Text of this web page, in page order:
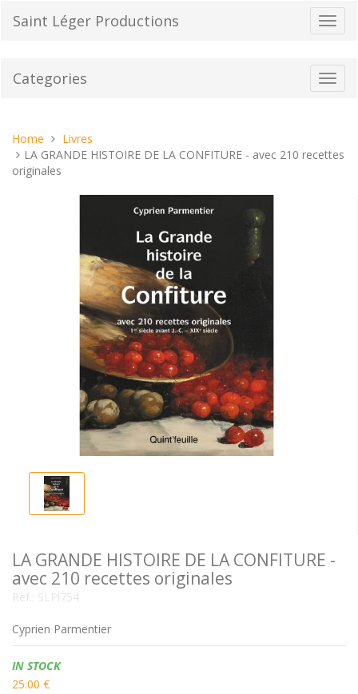
Saint Léger Productions
Categories
You
are
here:
Home
Livres
LA GRANDE HISTOIRE DE LA CONFITURE - avec 210 recettes
originales
LA GRANDE HISTOIRE DE LA CONFITURE -
avec 210 recettes originales
Ref.: SLPl754
Cyprien Parmentier
Availability:
IN STOCK
25.00 €